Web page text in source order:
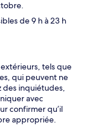
de 9 h à 23 h
tels que
qui peuvent ne
des inquiétudes,
avec
confirmer qu’il
appropriée.